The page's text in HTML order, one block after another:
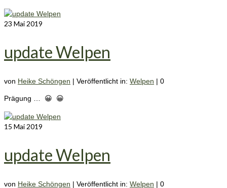
23 Mai 2019
update Welpen
von Heike Schöngen | Veröffentlicht in: Welpen | 0
Prägung … 😀 😀
15 Mai 2019
update Welpen
von Heike Schöngen | Veröffentlicht in: Welpen | 0